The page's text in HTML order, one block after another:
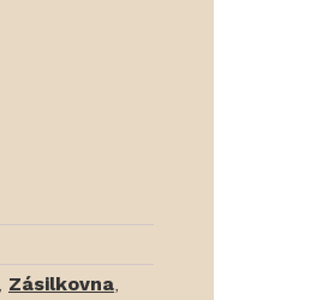
, Zásilkovna,